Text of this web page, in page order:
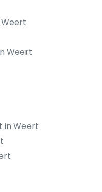
Weert
in Weert